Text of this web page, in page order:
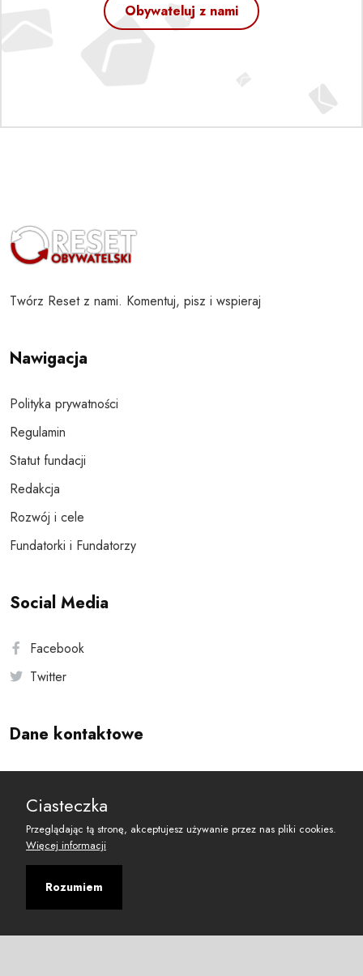
Obywateluj z nami
Twórz Reset z nami. Komentuj, pisz i wspieraj
Nawigacja
Polityka prywatności
Regulamin
Statut fundacji
Redakcja
Rozwój i cele
Fundatorki i Fundatorzy
Social Media
Facebook
Twitter
Dane kontaktowe
reset@resetobywatelski.pl
Ciasteczka
Przeglądając tą stronę, akceptujesz używanie przez nas pliki cookies.
Więcej informacji
Rozumiem